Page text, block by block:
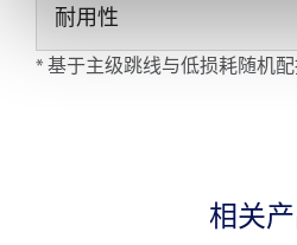
耐用性
* 基于主级跳线与低损耗随机
相关